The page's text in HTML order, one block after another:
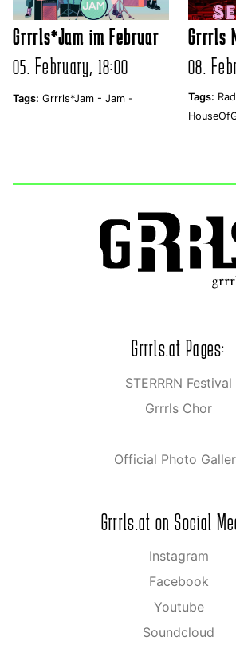
Grrrls*Jam im Februar
05. February, 18:00
Tags: Grrrls*Jam - Jam -
Grrrls
08.
Tags:
Grrrls.at Pages:
STERRRN Festival
Grrrls Chor
Official Photo
Grrrls.at on Social
Instagram
Facebook
Youtube
Soundcloud